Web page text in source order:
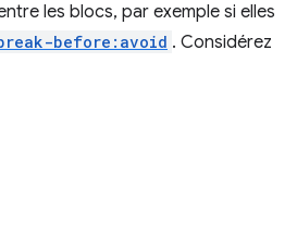
les blocs, par exemple si elles
before:avoid . Considérez